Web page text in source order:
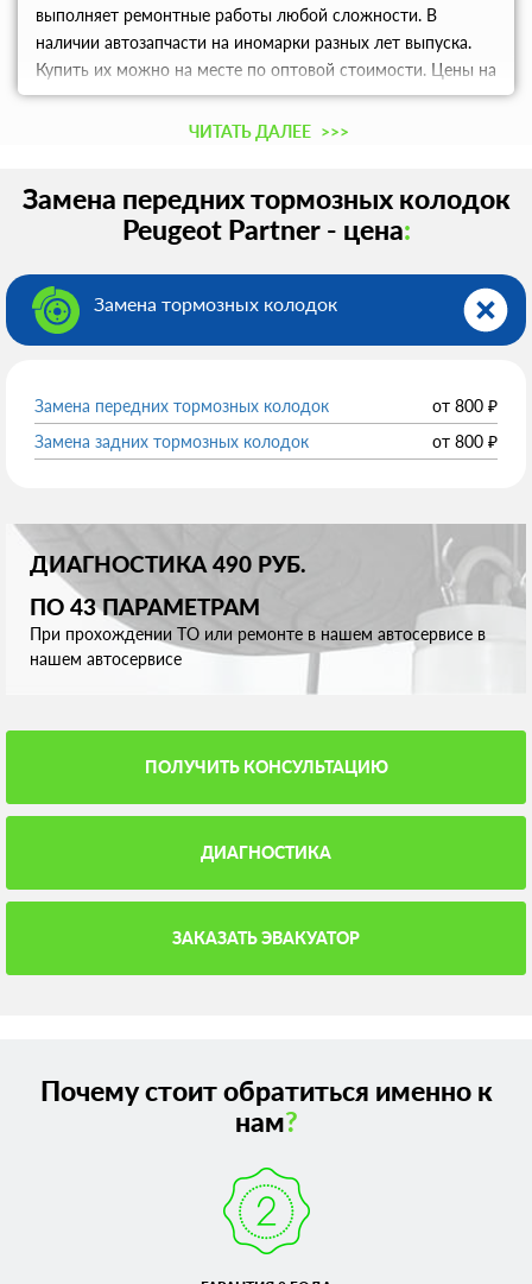
выполняет ремонтные работы любой сложности. В
наличии автозапчасти на иномарки разных лет выпуска.
Купить их можно на месте по оптовой стоимости. Цены на
услуги существенно ниже, чем могут предложить
конкуренты. Записаться в сервис, выбрав подходящее вам
ЧИТАТЬ ДАЛЕЕ >>>
Замена передних тормозных колодок
Peugeot Partner - цена:
Замена тормозных колодок
Замена передних тормозных колодок от 800 ₽
Замена задних тормозных колодок
от 800 ₽
ДИАГНОСТИКА 490 РУБ.
ПО 43 ПАРАМЕТРАМ
При прохождении ТО или ремонте в нашем автосервисе в
нашем автосервисе
ПОЛУЧИТЬ КОНСУЛЬТАЦИЮ
ДИАГНОСТИКА
ЗАКАЗАТЬ ЭВАКУАТОР
Почему стоит обратиться именно к
нам?